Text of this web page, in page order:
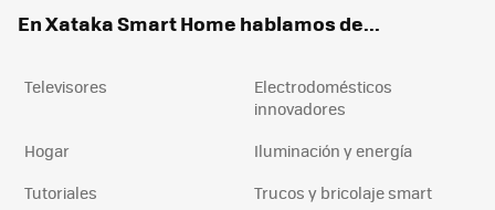
En Xataka Smart Home hablamos de...
Televisores
Electrodomésticos
innovadores
Hogar
Iluminación y energía
Tutoriales
Trucos y bricolaje smart